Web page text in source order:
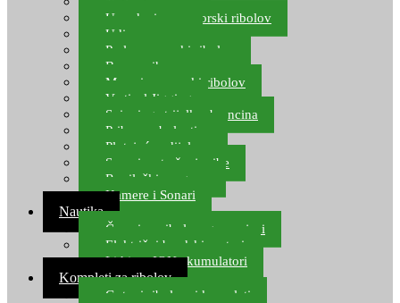
Upredenice za morski ribolov
Udice za more
Perle za morski ribolov
Brum prihrana za more
Mamci za morski ribolov
Vertical Jigging
Spinning strijelke, brancina
Pribor za bolentino
Plutajuća odijela
Sonari za traženje ribe
Ronilački program
Kamere i Sonari
Nautika
Čamci za ribolov, gumenjaci
Električni brodski motori
Lithium ION akumulatori
Kompleti za ribolov
Gotovi ribolovni kompleti